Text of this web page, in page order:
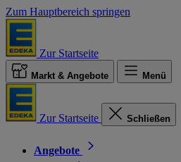
Zum Hauptbereich springen
Zur Startseite
Markt & Angebote Menü
Zur Startseite Schließen
Angebote